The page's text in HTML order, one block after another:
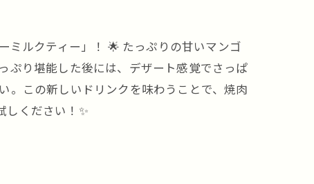
ミルクティー」！ 🌟 たっぷりの甘いマンゴ
ぷり堪能した後には、デザート感覚でさっぱ
。この新しいドリンクを味わうことで、焼肉
しください！✨